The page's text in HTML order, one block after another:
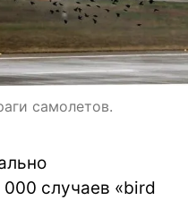
самолетов.
000 случаев «bird